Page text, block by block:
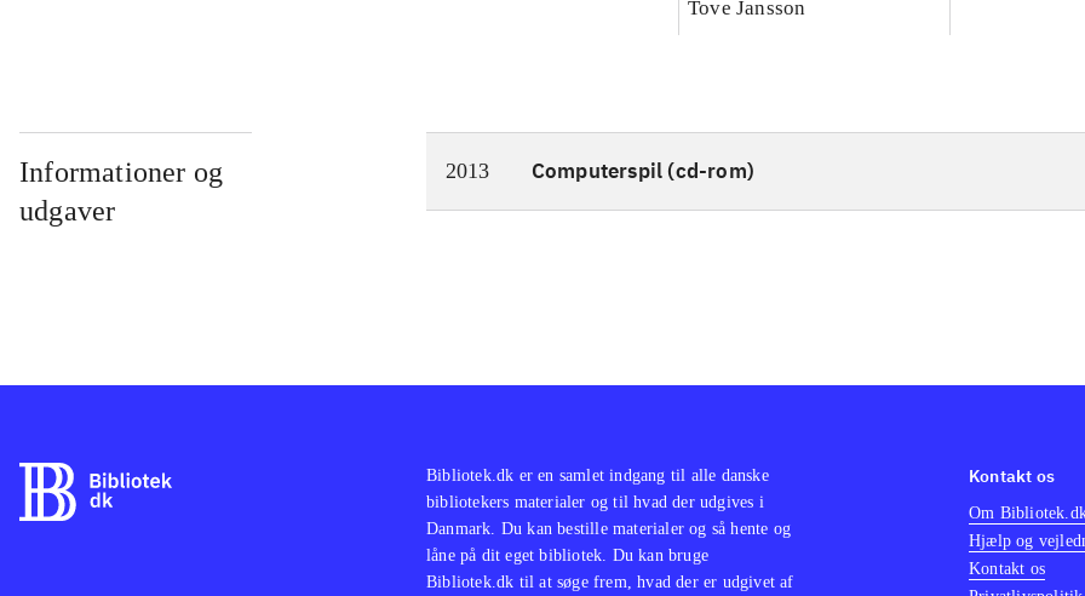
Tove Jansson
Informationer og
udgaver
2013 Computerspil (cd-rom)
Bibliotek.dk er en samlet indgang til alle danske
bibliotekers materialer og til hvad der udgives i
Danmark. Du kan bestille materialer og så hente og
låne på dit eget bibliotek. Du kan bruge
Bibliotek.dk til at søge frem, hvad der er udgivet af
Kontakt os
Om
Hjælp og
Kontakt os